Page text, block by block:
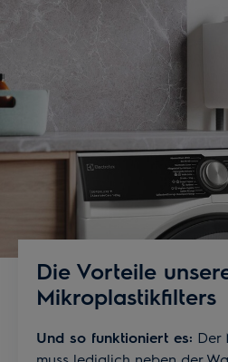
Die Vorteile
Mikroplastikfilters
Und so funktioniert es: Der